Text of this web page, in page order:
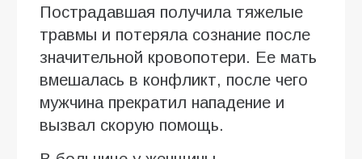
Пострадавшая получила тяжелые
травмы и потеряла сознание после
значительной кровопотери. Ее мать
вмешалась в конфликт, после чего
мужчина прекратил нападение и
вызвал скорую помощь.